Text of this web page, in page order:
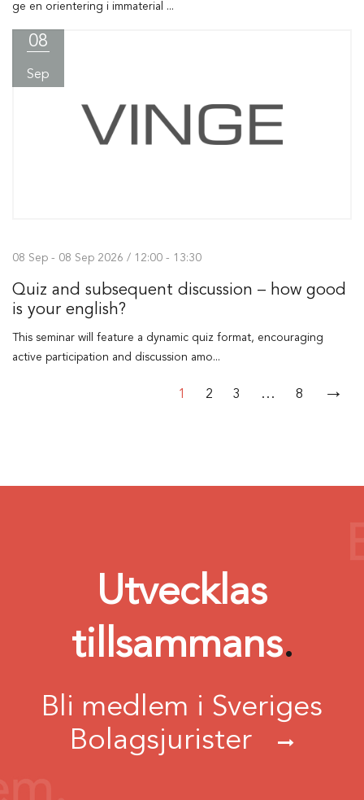
ge en orientering i immaterial ...
08
Sep
08 Sep - 08 Sep 2026 / 12:00 - 13:30
Quiz and subsequent discussion – how good
is your english?
This seminar will feature a dynamic quiz format, encouraging
active participation and discussion amo...
1 2 3 … 8 →
Utvecklas
tillsammans.
Bli medlem i Sveriges
Bolagsjurister